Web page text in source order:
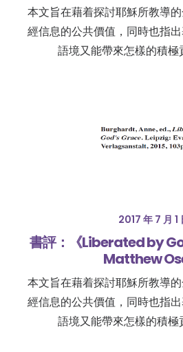
本文旨在藉着探討耶穌所教導
經信息的公共價值，同時也指
語境又能帶來怎樣的積極
2017 年 7 月 1
書評：《Liberated by
Matthew
本文旨在藉着探討耶穌所教導
經信息的公共價值，同時也指
語境又能帶來怎樣的積極